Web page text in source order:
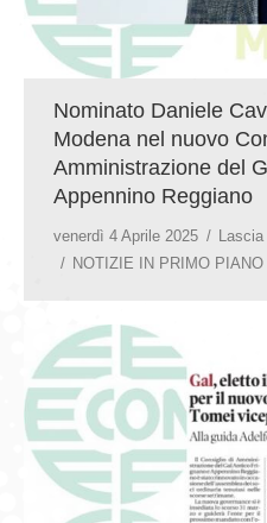
Nominato Daniele
Modena nel nuovo
Amministrazione del
Appennino Reggiano
venerdì 4 Aprile 2025
NOTIZIE IN PRIMO PIANO